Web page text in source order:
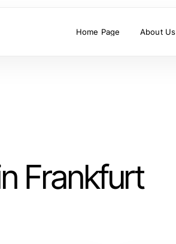
Home Page About Us
Frankfurt